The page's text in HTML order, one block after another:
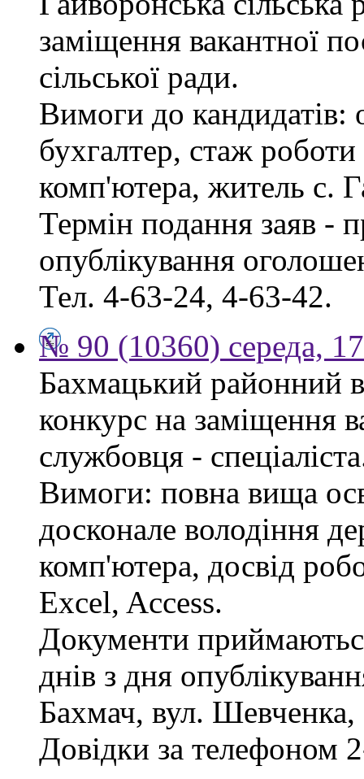
заміщення вакантної
сільської ради.
Вимоги до кандидатів:
бухгалтер, стаж
комп'ютера, житель с.
Термін подання заяв -
опублікування
Тел. 4-63-24, 4-63-42.
№ 90 (10360) середа,
Бахмацький районний
конкурс на заміщення
службовця -
Вимоги: повна вища
досконале володіння
комп'ютера, досвід
Excel, Access.
Документи
днів з дня
Бахмач, вул. Шевченка,
Довідки за телефоном